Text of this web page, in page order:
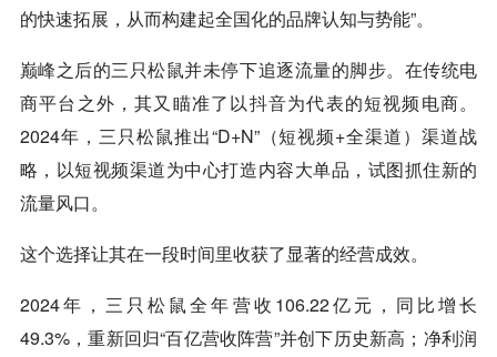
的快速拓展，从而构建起全国化的品牌认知与势能”。
巅峰之后的三只松鼠并未停下追逐流量的脚步。在传统电
商平台之外，其又瞄准了以抖音为代表的短视频电商。
2024年，三只松鼠推出“D+N”（短视频+全渠道）渠道战
略，以短视频渠道为中心打造内容大单品，试图抓住新的
流量风口。
这个选择让其在一段时间里收获了显著的经营成效。
2024年，三只松鼠全年营收106.22亿元，同比增长
49.3%，重新回归“百亿营收阵营”并创下历史新高；净利润